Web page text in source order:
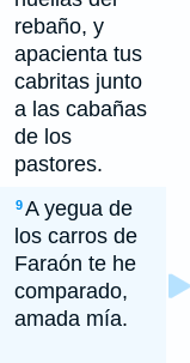
rebaño, y
apacienta tus
cabritas junto
a las cabañas
de los
pastores.
9A yegua de
los carros de
Faraón te he
comparado,
amada mía.